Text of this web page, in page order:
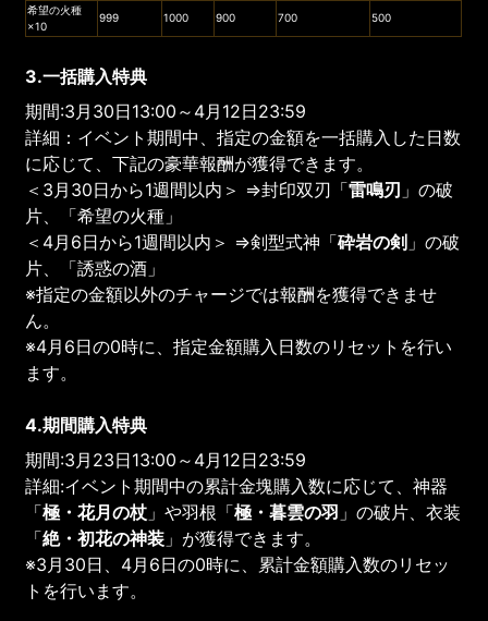
希望の火種
×10
999 1000 900 700 500
3.一括購入特典
期間:3月30日13:00～4月12日23:59
詳細：イベント期間中、指定の金額を一括購入した日数
に応じて、下記の豪華報酬が獲得できます。
＜3月30日から1週間以内＞ ⇒封印双刃「雷鳴刃 」の破
片、「希望の火種」
＜4月6日から1週間以内＞ ⇒剣型式神「砕岩の剣 」の破
片、「誘惑の酒」
※指定の金額以外のチャージでは報酬を獲得できませ
ん。
※4月6日の0時に、指定金額購入日数のリセットを行い
ます。
4.期間購入特典
期間:3月23日13:00～4月12日23:59
詳細:イベント期間中の累計金塊購入数に応じて、神器
「極・花月の杖 」や羽根「極・暮雲の羽 」の破片、衣装
「絶・初花の神装 」が獲得できます。
※3月30日、4月6日の0時に、累計金額購入数のリセッ
トを行います。